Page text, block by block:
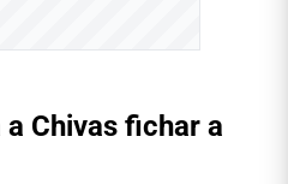
Chivas fichar a